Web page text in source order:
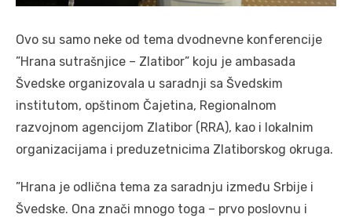
Ovo su samo neke od tema dvodnevne konferencije
”Hrana sutrašnjice – Zlatibor” koju je ambasada
Švedske organizovala u saradnji sa Švedskim
institutom, opštinom Čajetina, Regionalnom
razvojnom agencijom Zlatibor (RRA), kao i lokalnim
organizacijama i preduzetnicima Zlatiborskog okruga.
”Hrana je odlična tema za saradnju između Srbije i
Švedske. Ona znači mnogo toga – prvo poslovnu i